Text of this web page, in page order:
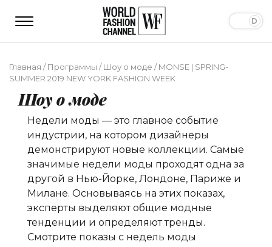
Главная /Программы /Шоу о моде /MONSE | SPRING-
SUMMER 2019 NEW YORK FASHION WEEK
Шоу о моде
Недели моды — это главное событие
индустрии, на котором дизайнеры
демонстрируют новые коллекции. Самые
значимые недели моды проходят одна за
другой в Нью-Йорке, Лондоне, Париже и
Милане. Основываясь на этих показах,
эксперты выделяют общие модные
тенденции и определяют тренды.
Смотрите показы с недель моды